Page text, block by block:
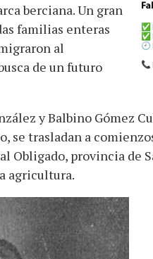
berciana. Un gran
familias enteras
al
de un futuro
y Balbino Gómez
se trasladan a
Obligado, provincia de
agricultura.